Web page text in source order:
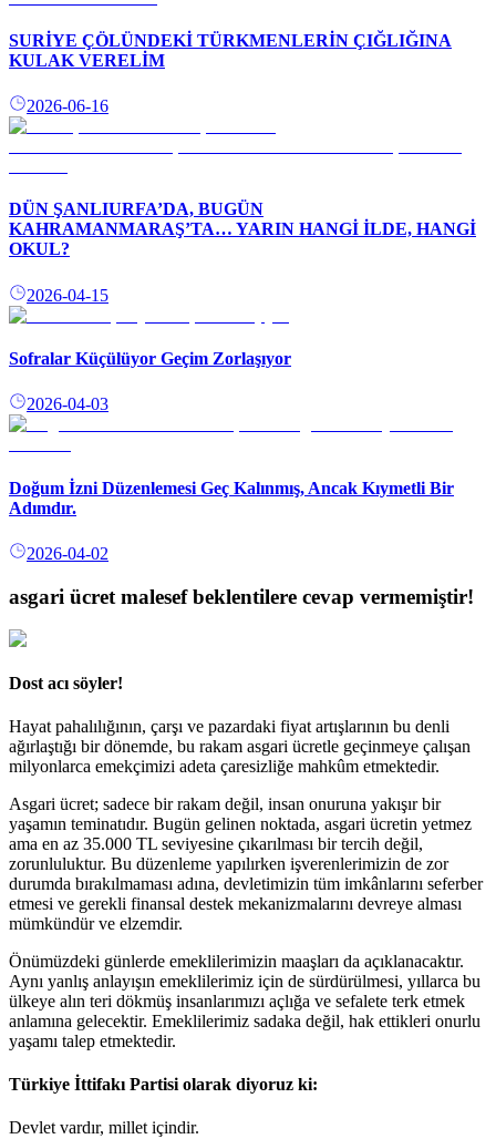
SURİYE ÇÖLÜNDEKİ TÜRKMENLERİN ÇIĞLIĞINA
KULAK VERELİM
2026-06-16
DÜN ŞANLIURFA’DA, BUGÜN
KAHRAMANMARAŞ’TA… YARIN HANGİ İLDE, HANGİ
OKUL?
2026-04-15
Sofralar Küçülüyor Geçim Zorlaşıyor
2026-04-03
Doğum İzni Düzenlemesi Geç Kalınmış, Ancak Kıymetli Bir
Adımdır.
2026-04-02
asgari ücret malesef beklentilere cevap vermemiştir!
Dost acı söyler!
Hayat pahalılığının, çarşı ve pazardaki fiyat artışlarının bu denli
ağırlaştığı bir dönemde, bu rakam asgari ücretle geçinmeye çalışan
milyonlarca emekçimizi adeta çaresizliğe mahkûm etmektedir.
Asgari ücret; sadece bir rakam değil, insan onuruna yakışır bir
yaşamın teminatıdır. Bugün gelinen noktada, asgari ücretin yetmez
ama en az 35.000 TL seviyesine çıkarılması bir tercih değil,
zorunluluktur. Bu düzenleme yapılırken işverenlerimizin de zor
durumda bırakılmaması adına, devletimizin tüm imkânlarını seferber
etmesi ve gerekli finansal destek mekanizmalarını devreye alması
mümkündür ve elzemdir.
Önümüzdeki günlerde emeklilerimizin maaşları da açıklanacaktır.
Aynı yanlış anlayışın emeklilerimiz için de sürdürülmesi, yıllarca bu
ülkeye alın teri dökmüş insanlarımızı açlığa ve sefalete terk etmek
anlamına gelecektir. Emeklilerimiz sadaka değil, hak ettikleri onurlu
yaşamı talep etmektedir.
Türkiye İttifakı Partisi olarak diyoruz ki:
Devlet vardır, millet içindir.